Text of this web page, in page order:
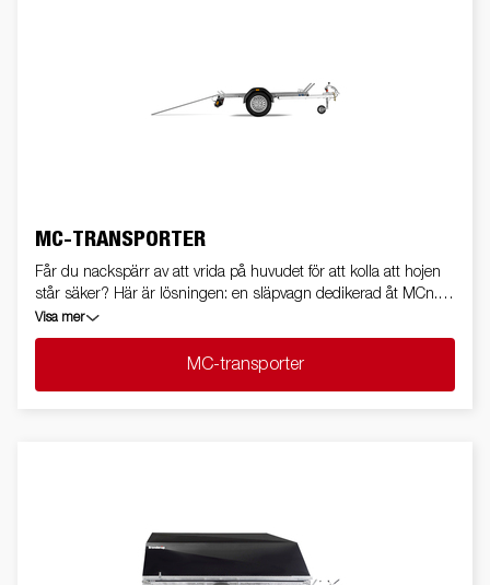
MC-TRANSPORTER
Får du nackspärr av att vrida på huvudet för att kolla att hojen
står säker? Här är lösningen: en släpvagn dedikerad åt MCn.
Med fällbar ljusramp, utskjutbar uppkörningsramp och goda
köregenskaper.
Visa mer
MC-transporter